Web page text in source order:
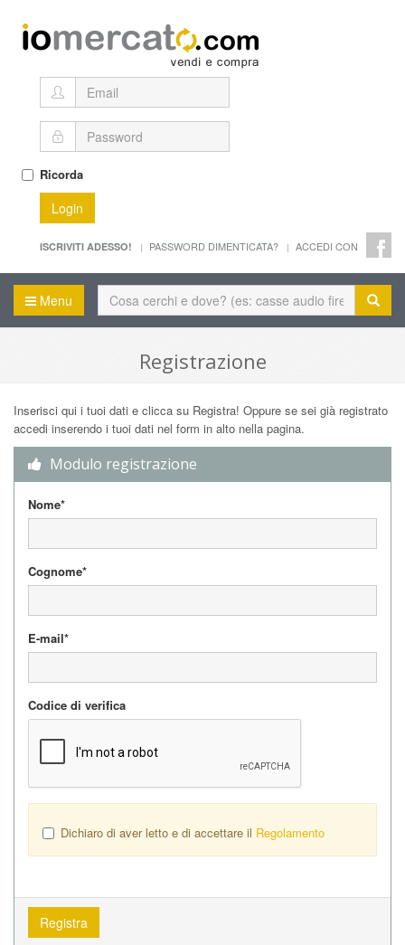
Ricorda
Login
ISCRIVITI ADESSO! PASSWORD DIMENTICATA? ACCEDI CON
Menu
Registrazione
Inserisci qui i tuoi dati e clicca su Registra! Oppure se sei già registrato
accedi inserendo i tuoi dati nel form in alto nella pagina.
Modulo registrazione
Nome*
Cognome*
E-mail*
Codice di verifica
Dichiaro di aver letto e di accettare il Regolamento
Registra